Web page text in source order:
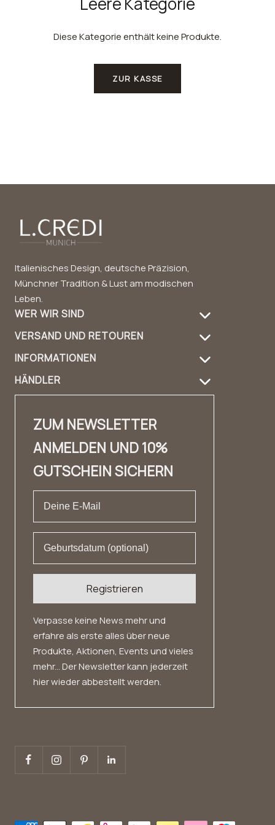
Diese Kategorie enthält keine Produkte.
ZUR KASSE
Italienisches Design, deutsche Präzision,
Münchner Tradition & Lust am modischen
Leben.
WER WIR SIND
Über uns
Produktpflege
Handbag Guide
Lookbook
Erfahrungsberichte
VERSAND UND RETOUREN
Versandinformation
Retouren
INFORMATIONEN
FAQ
✨ Karriere ✨
Impressum
Datenschutz
HÄNDLER
Händler Kontakt
Fashion Cloud
Private Label
ZUM NEWSLETTER
ANMELDEN UND 10%
GUTSCHEIN SICHERN
Registrieren
Verpasse keine News mehr und
erfahre als erste alles über neue
Produkte, Aktionen, Events und vieles
mehr... Der Newsletter kann jederzeit
hier wieder abbestellt werden.